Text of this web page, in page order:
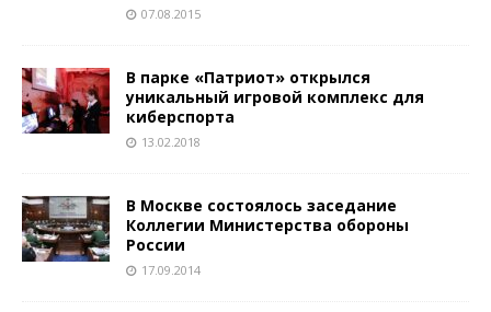
07.08.2015
В парке «Патриот» открылся
уникальный игровой комплекс для
киберспорта
13.02.2018
В Москве состоялось заседание
Коллегии Министерства обороны
России
17.09.2014